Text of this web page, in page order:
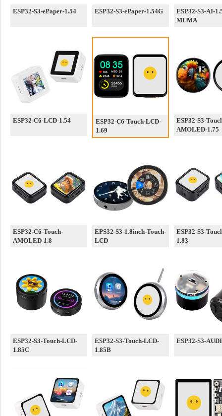
ESP32-S3-ePaper-1.54 ESP32-S3-ePaper-1.54G
ESP32-S3-AI-
MUMA
ESP32-C6-LCD-1.54
ESP32-C6-Touch-LCD-
1.69
ESP32-S3-
AMOLED-1.75
ESP32-C6-Touch-
AMOLED-1.8
EPS32-S3-1.8inch-Touch-
LCD
ESP32-S3-
1.83
ESP32-S3-Touch-LCD-
1.85C
ESP32-S3-Touch-LCD-
1.85B
ESP32-S3-